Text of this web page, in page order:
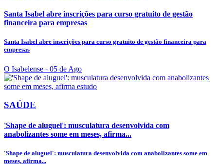
Santa Isabel abre inscrições para curso gratuito de gestão
financeira para empresas
Santa Isabel abre inscrições para curso gratuito de gestão financeira para
empresas
O Isabelense - 05 de Ago
SAÚDE
'Shape de aluguel': musculatura desenvolvida com
anabolizantes some em meses, afirma...
'Shape de aluguel': musculatura desenvolvida com anabolizantes some em
meses, afirma...